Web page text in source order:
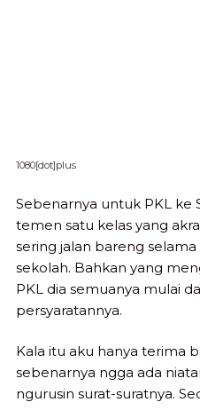
1080[dot]plus
Sebenarnya untuk PKL ke
temen satu kelas yang
sering jalan bareng
sekolah. Bahkan yang
PKL dia semuanya mulai
persyaratannya.
Kala itu aku hanya terima
sebenarnya ngga ada
ngurusin surat-suratnya.